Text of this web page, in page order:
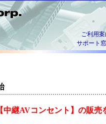
ご利用
サポート
中継AVコンセント】の販売